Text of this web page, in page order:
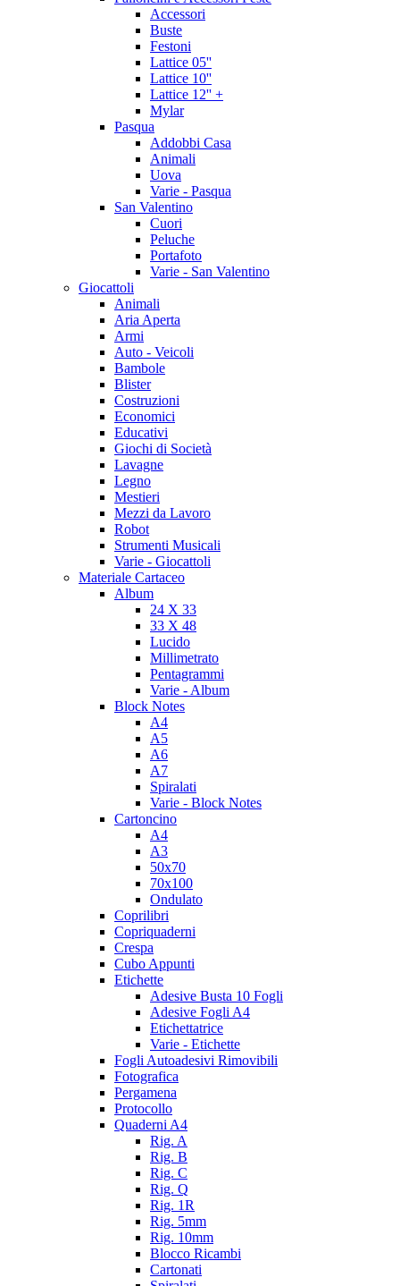
Accessori
Buste
Festoni
Lattice 05''
Lattice 10''
Lattice 12'' +
Mylar
Pasqua
Addobbi Casa
Animali
Uova
Varie - Pasqua
San Valentino
Cuori
Peluche
Portafoto
Varie - San Valentino
Giocattoli
Animali
Aria Aperta
Armi
Auto - Veicoli
Bambole
Blister
Costruzioni
Economici
Educativi
Giochi di Società
Lavagne
Legno
Mestieri
Mezzi da Lavoro
Robot
Strumenti Musicali
Varie - Giocattoli
Materiale Cartaceo
Album
24 X 33
33 X 48
Lucido
Millimetrato
Pentagrammi
Varie - Album
Block Notes
A4
A5
A6
A7
Spiralati
Varie - Block Notes
Cartoncino
A4
A3
50x70
70x100
Ondulato
Coprilibri
Copriquaderni
Crespa
Cubo Appunti
Etichette
Adesive Busta 10 Fogli
Adesive Fogli A4
Etichettatrice
Varie - Etichette
Fogli Autoadesivi Rimovibili
Fotografica
Pergamena
Protocollo
Quaderni A4
Rig. A
Rig. B
Rig. C
Rig. Q
Rig. 1R
Rig. 5mm
Rig. 10mm
Blocco Ricambi
Cartonati